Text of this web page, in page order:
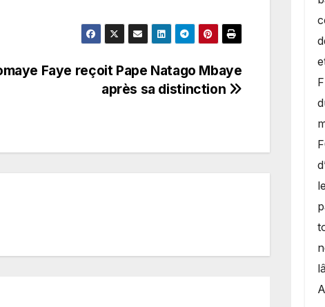
Faye reçoit Pape Natago Mbaye
après sa distinction